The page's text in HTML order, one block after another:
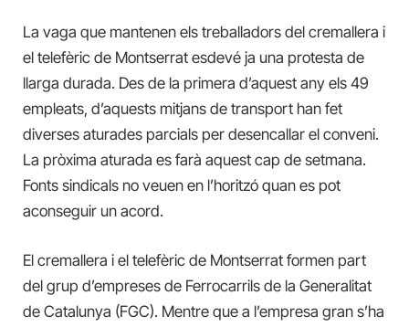
La vaga que mantenen els treballadors del cremallera i
el telefèric de Montserrat esdevé ja una protesta de
llarga durada. Des de la primera d’aquest any els 49
empleats, d’aquests mitjans de transport han fet
diverses aturades parcials per desencallar el conveni.
La pròxima aturada es farà aquest cap de setmana.
Fonts sindicals no veuen en l’horitzó quan es pot
aconseguir un acord.
El cremallera i el telefèric de Montserrat formen part
del grup d’empreses de Ferrocarrils de la Generalitat
de Catalunya (FGC). Mentre que a l’empresa gran s’ha